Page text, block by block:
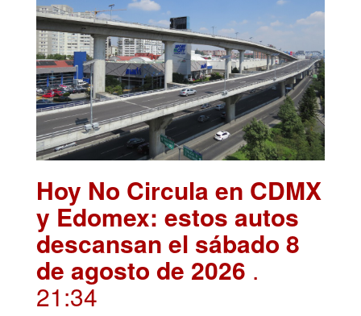
Hoy No Circula en CDMX
y Edomex: estos autos
descansan el sábado 8
de agosto de 2026 .
21:34